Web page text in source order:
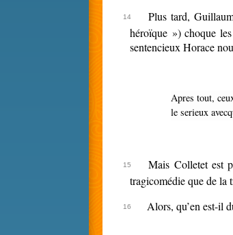
Plus tard,
héroïque ») choque
sentencieux Horace
Apres tout, ceux qui ont inventé la Tragicomedie, l’Heroïcomique, & mesme la Tragedie Pastorale, n’ont-ils pas marié des choses aussi éloignées, la fureur avec la raillerie,
le serieux
Mais Colletet est
tragicomédie que de la
Alors, qu’en est-il